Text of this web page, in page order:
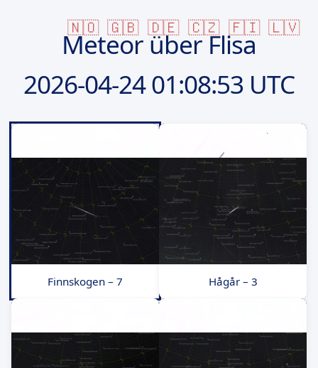
🇳🇴 🇬🇧 🇩🇪 🇨🇿 🇫🇮 🇱🇻
Meteor über Flisa
2026-04-2401:08:53 UTC
Finnskogen – 7 Hågår – 3